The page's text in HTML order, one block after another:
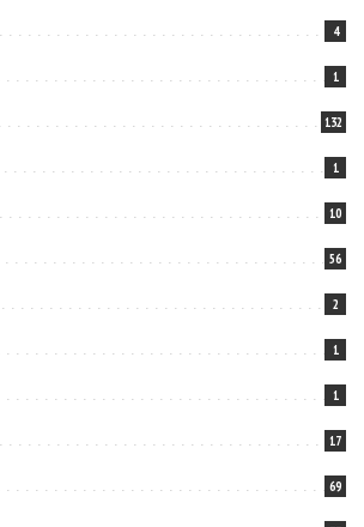
4
1
132
1
10
56
2
1
1
17
69